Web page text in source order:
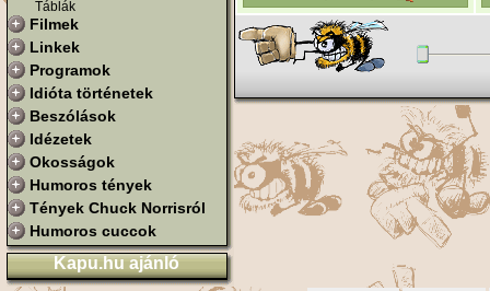
Táblák
Filmek
Linkek
Programok
Idióta történetek
Beszólások
Idézetek
Okosságok
Humoros tények
Tények Chuck Norrisról
Humoros cuccok
Kapu.hu ajánló